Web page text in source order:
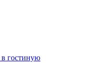
гостиную